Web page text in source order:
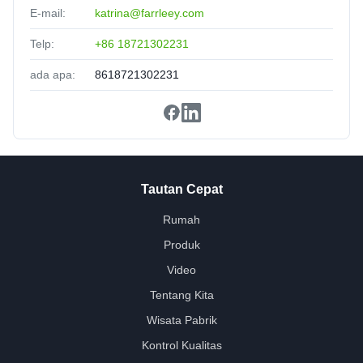
E-mail: katrina@farrleey.com
Telp: +86 18721302231
ada apa: 8618721302231
Tautan Cepat
Rumah
Produk
Video
Tentang Kita
Wisata Pabrik
Kontrol Kualitas